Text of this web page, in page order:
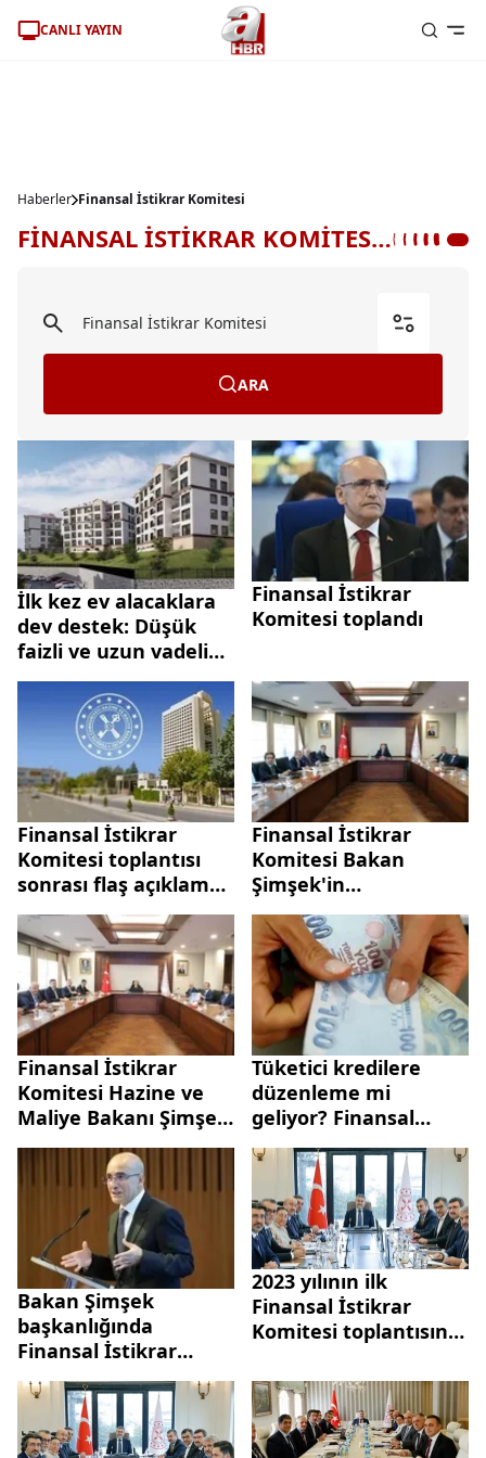
CANLI YAYIN
Haberler Finansal İstikrar Komitesi
FİNANSAL İSTİKRAR KOMİTESİ HABERLERİ
ARA
İlk kez ev alacaklara
dev destek: Düşük
faizli ve uzun vadeli
kredi geliyor!
Finansal İstikrar
Komitesi toplandı
Finansal İstikrar
Komitesi toplantısı
sonrası flaş açıklama:
Dengeli ve
sürdürülebilir
büyüme...
Finansal İstikrar
Komitesi Bakan
Şimşek'in
başkanlığında
toplandı! Enflasyon
muhasebesi
uygulamasının
hazırlıkları masaya
yatırıldı
Finansal İstikrar
Komitesi Hazine ve
Maliye Bakanı Şimşek
başkanlığında
Dezenflasyon
sürecinde alınabilecek
ilave tedbirler masaya
yatırıldı
Tüketici kredilere
düzenleme mi
geliyor? Finansal
İstikrar Komitesi
Mehmet Şimşek
başkanlığında
toplandı
Bakan Şimşek
başkanlığında
Finansal İstikrar
Komitesi toplandı!
Finansal istikrarda
emin adımlarla...
2023 yılının ilk
Finansal İstikrar
Komitesi toplantısını
ve Maliye Bakanı
Nureddin Nebati:
Küresel ve yerel